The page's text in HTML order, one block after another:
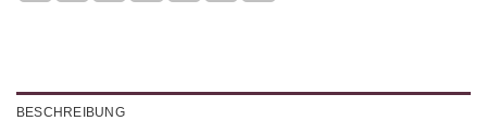
BESCHREIBUNG